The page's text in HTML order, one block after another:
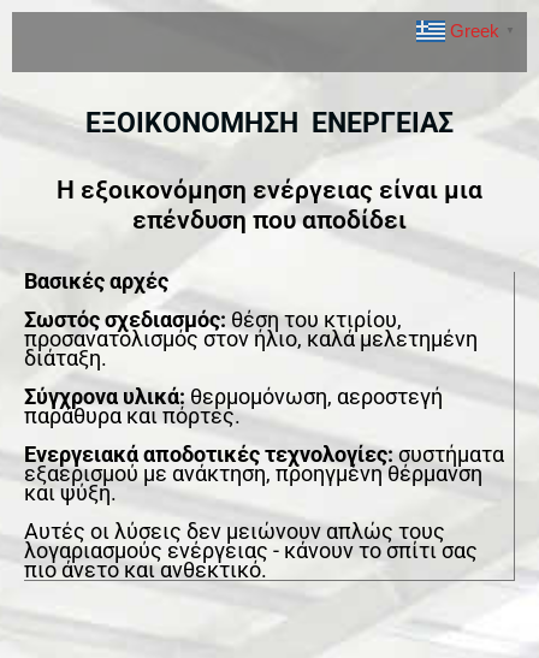
ΕΞΟΙΚΟΝΟΜΗΣΗ ΕΝΕΡΓΕΙΑΣ
Η εξοικονόμηση ενέργειας είναι μια
επένδυση που αποδίδει
Βασικές αρχές
Σωστός σχεδιασμός: θέση του κτιρίου,
προσανατολισμός στον ήλιο, καλά μελετημένη
διάταξη.
Σύγχρονα υλικά: θερμομόνωση, αεροστεγή
παράθυρα και πόρτες.
Ενεργειακά αποδοτικές τεχνολογίες:συστήματα
εξαερισμού με ανάκτηση, προηγμένη θέρμανση
και ψύξη.
Αυτές οι λύσεις δεν μειώνουν απλώς τους
λογαριασμούς ενέργειας - κάνουν το σπίτι σας
πιο άνετο και ανθεκτικό.
Greek ▼